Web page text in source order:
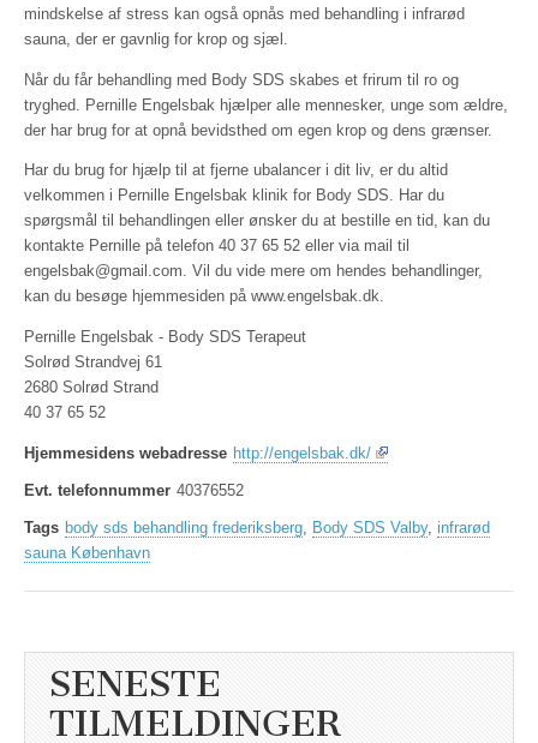
mindskelse af stress kan også opnås med behandling i infrarød
sauna, der er gavnlig for krop og sjæl.
Når du får behandling med Body SDS skabes et frirum til ro og
tryghed. Pernille Engelsbak hjælper alle mennesker, unge som ældre,
der har brug for at opnå bevidsthed om egen krop og dens grænser.
Har du brug for hjælp til at fjerne ubalancer i dit liv, er du altid
velkommen i Pernille Engelsbak klinik for Body SDS. Har du
spørgsmål til behandlingen eller ønsker du at bestille en tid, kan du
kontakte Pernille på telefon 40 37 65 52 eller via mail til
engelsbak@gmail.com. Vil du vide mere om hendes behandlinger,
kan du besøge hjemmesiden på www.engelsbak.dk.
Pernille Engelsbak - Body SDS Terapeut
Solrød Strandvej 61
2680 Solrød Strand
40 37 65 52
Hjemmesidens webadresse http://engelsbak.dk/
Evt. telefonnummer 40376552
Tags body sds behandling frederiksberg Body SDS Valby, infrarød
sauna København
SENESTE
TILMELDINGER